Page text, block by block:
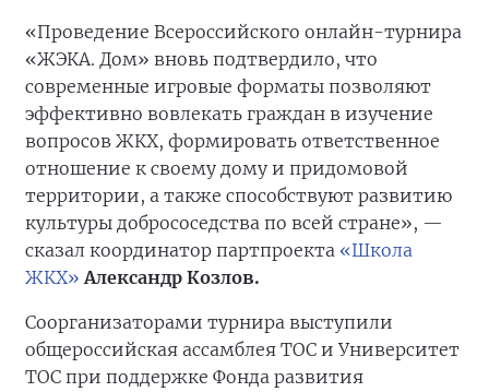
«Проведение Всероссийского онлайн-турнира
«ЖЭКА. Дом» вновь подтвердило, что
современные игровые форматы позволяют
эффективно вовлекать граждан в изучение
вопросов ЖКХ, формировать ответственное
отношение к своему дому и придомовой
территории, а также способствуют развитию
культуры добрососедства по всей стране», —
сказал координатор партпроекта «Школа
ЖКХ» Александр Козлов.
Соорганизаторами турнира выступили
общероссийская ассамблея ТОС и Университет
ТОС при поддержке Фонда развития